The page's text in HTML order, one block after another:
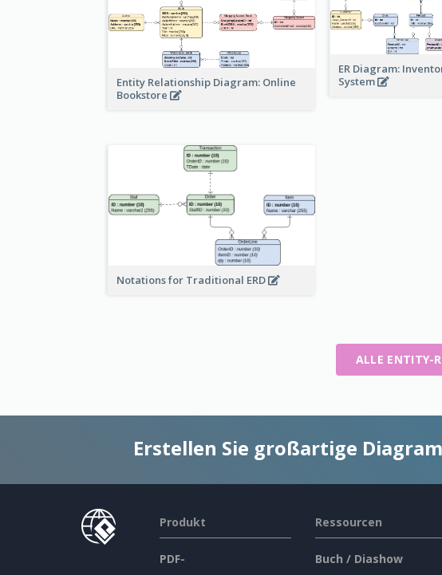
Entity Relationship Diagram: Online
Bookstore
ER Diagram:
System
Notations for Traditional ERD
ALLE ENTITY-
Erstellen Sie großartige
Produkt
PDF-
Ressourcen
Buch / Diashow